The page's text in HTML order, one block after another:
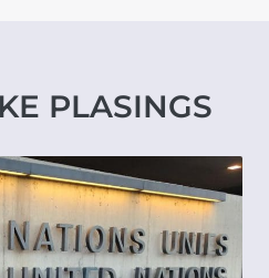
PLASINGS